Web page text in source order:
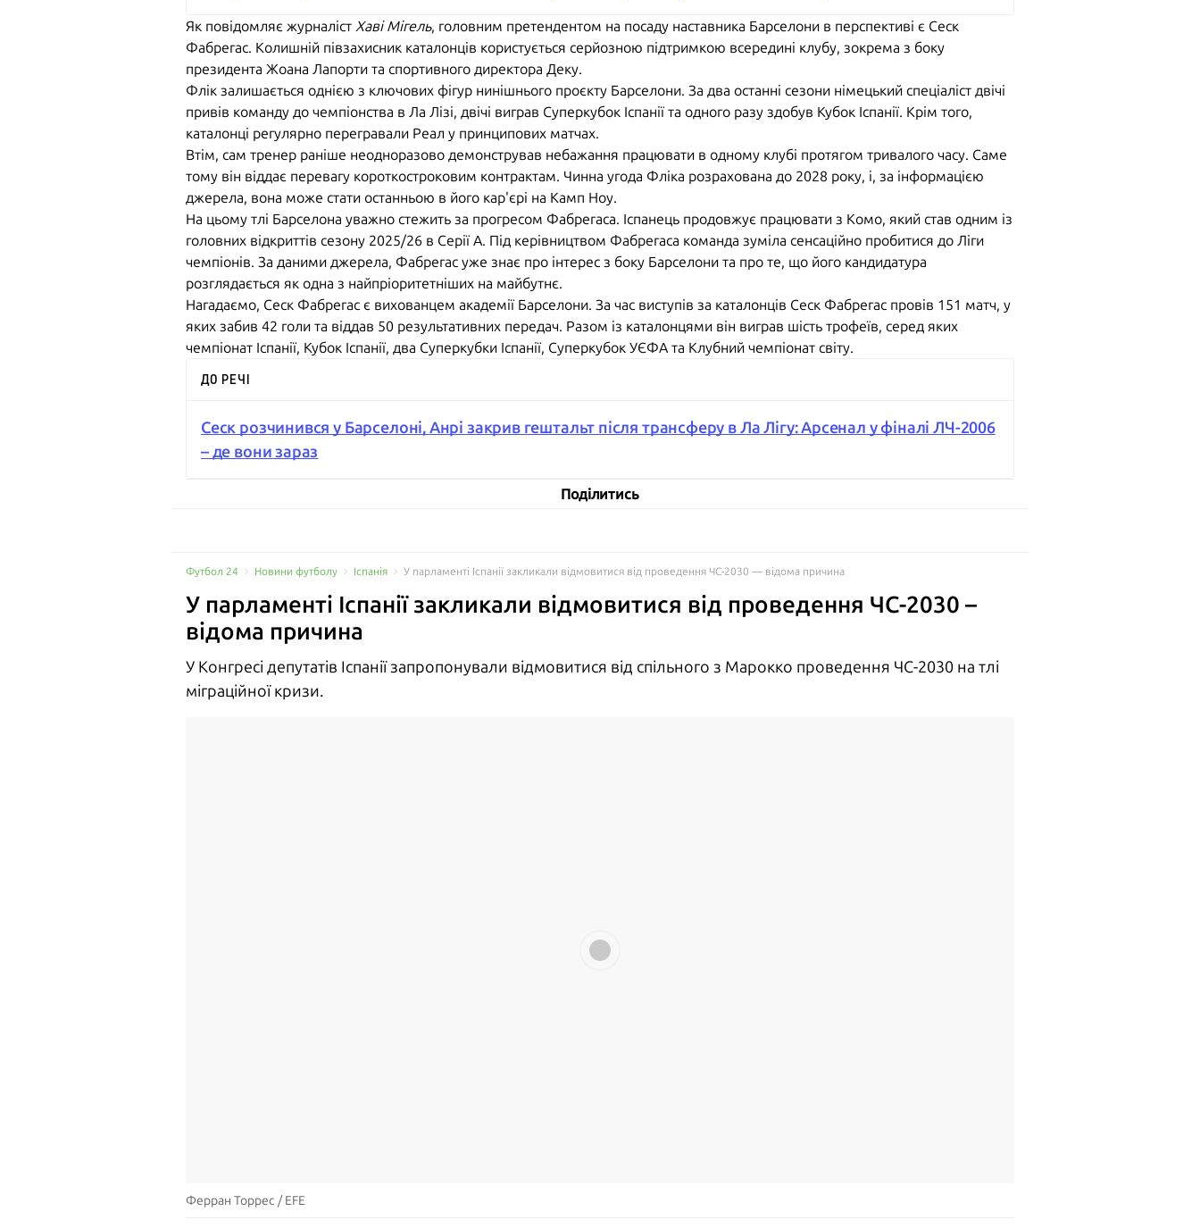
Як повідомляє журналіст Хаві Мігель, головним претендентом на посаду наставника Барселони в перспективі є Сеск
Фабрегас. Колишній півзахисник каталонців користується серйозною підтримкою всередині клубу, зокрема з боку
президента Жоана Лапорти та спортивного директора Деку.
Флік залишається однією з ключових фігур нинішнього проєкту Барселони. За два останні сезони німецький спеціаліст двічі
привів команду до чемпіонства в Ла Лізі, двічі виграв Суперкубок Іспанії та одного разу здобув Кубок Іспанії. Крім того,
каталонці регулярно перегравали Реал у принципових матчах.
Втім, сам тренер раніше неодноразово демонстрував небажання працювати в одному клубі протягом тривалого часу. Саме
тому він віддає перевагу короткостроковим контрактам. Чинна угода Фліка розрахована до 2028 року, і, за інформацією
джерела, вона може стати останньою в його кар'єрі на Камп Ноу.
На цьому тлі Барселона уважно стежить за прогресом Фабрегаса. Іспанець продовжує працювати з Комо, який став одним із
головних відкриттів сезону 2025/26 в Серії А. Під керівництвом Фабрегаса команда зуміла сенсаційно пробитися до Ліги
чемпіонів. За даними джерела, Фабрегас уже знає про інтерес з боку Барселони та про те, що його кандидатура
розглядається як одна з найпріоритетніших на майбутнє.
Нагадаємо, Сеск Фабрегас є вихованцем академії Барселони. За час виступів за каталонців Сеск Фабрегас провів 151 матч, у
яких забив 42 голи та віддав 50 результативних передач. Разом із каталонцями він виграв шість трофеїв, серед яких
чемпіонат Іспанії, Кубок Іспанії, два Суперкубки Іспанії, Суперкубок УЄФА та Клубний чемпіонат світу.
ДО РЕЧІ
Сеск розчинився у Барселоні, Анрі закрив гештальт після трансферу в Ла Лігу: Арсенал у фіналі ЛЧ-2006
– де вони зараз
Поділитись